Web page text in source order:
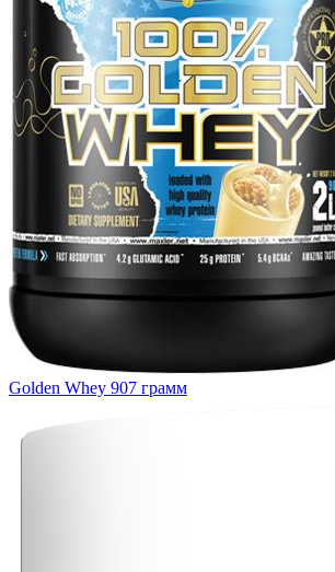
Golden Whey 907 грамм